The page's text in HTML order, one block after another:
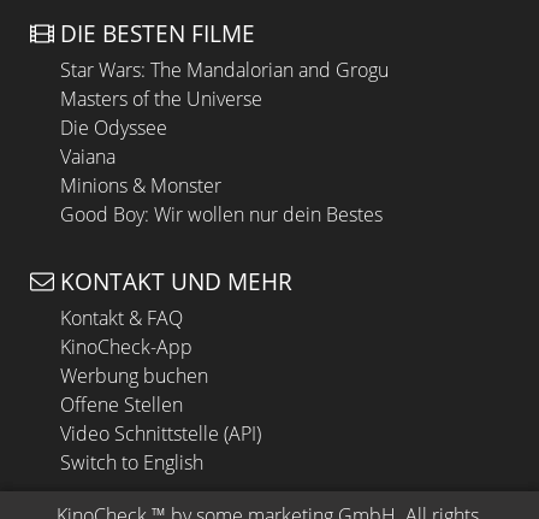
DIE BESTEN FILME
Star Wars: The Mandalorian and Grogu
Masters of the Universe
Die Odyssee
Vaiana
Minions & Monster
Good Boy: Wir wollen nur dein Bestes
KONTAKT UND MEHR
Kontakt & FAQ
KinoCheck-App
Werbung buchen
Offene Stellen
Video Schnittstelle (API)
Switch to English